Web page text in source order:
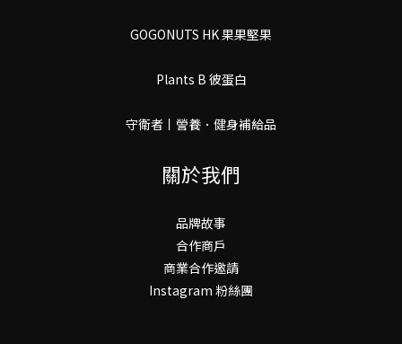
GOGONUTS HK 果果堅果
Plants B 彼蛋白
守衛者丨謍養．健身補給品
關於我們
品牌故事
合作商戶
商業合作邀請
Instagram 粉絲團